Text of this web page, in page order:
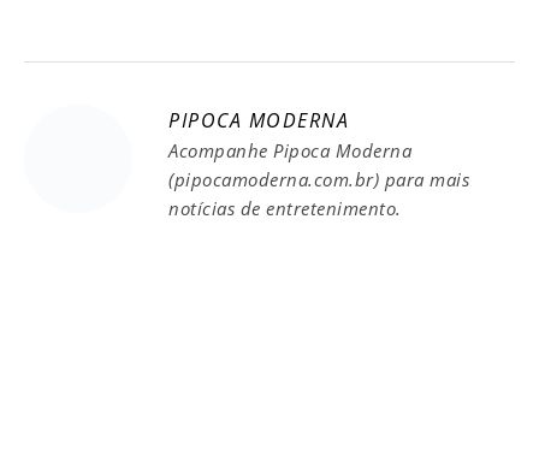
PIPOCA MODERNA
Acompanhe Pipoca Moderna
(pipocamoderna.com.br) para mais
notícias de entretenimento.